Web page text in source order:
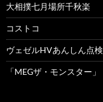
大相撲七月場所千秋楽
コストコ
ヴェゼルHVあんしん点検
「MEGザ・モンスター」